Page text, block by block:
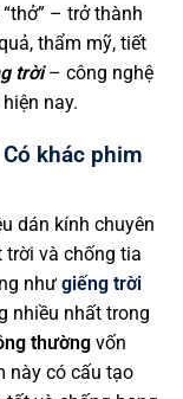
– trở thành
thẩm mỹ, tiết
trời– công nghệ
nay.
khác phim
dán kính chuyên
trời và chống tia
như giếng trời
nhiều nhất trong
thường vốn
này có cấu tạo